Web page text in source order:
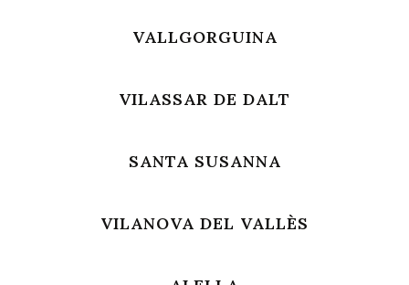
VALLGORGUINA
VILASSAR DE DALT
SANTA SUSANNA
VILANOVA DEL VALLÈS